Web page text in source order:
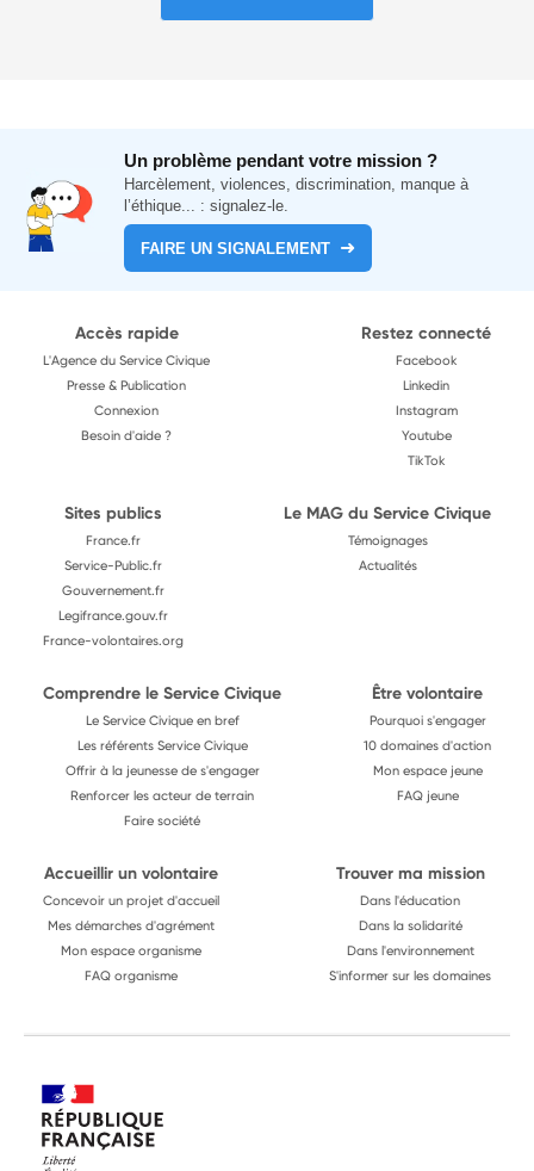
Un problème pendant votre mission ?
Harcèlement, violences, discrimination, manque à
l’éthique... : signalez-le.
FAIRE UN SIGNALEMENT
Accès rapide
L'Agence du Service Civique
Presse & Publication
Connexion
Besoin d'aide ?
Restez connecté
Facebook
Linkedin
Instagram
Youtube
TikTok
Sites publics
France.fr
Service-Public.fr
Gouvernement.fr
Legifrance.gouv.fr
France-volontaires.org
Le MAG du Service Civique
Témoignages
Actualités
Comprendre le Service Civique
Le Service Civique en bref
Les référents Service Civique
Offrir à la jeunesse de s'engager
Renforcer les acteur de terrain
Faire société
Être volontaire
Pourquoi s'engager
10 domaines d'action
Mon espace jeune
FAQ jeune
Accueillir un volontaire
Concevoir un projet d'accueil
Mes démarches d'agrément
Mon espace organisme
FAQ organisme
Trouver ma mission
Dans l'éducation
Dans la solidarité
Dans l'environnement
S'informer sur les domaines